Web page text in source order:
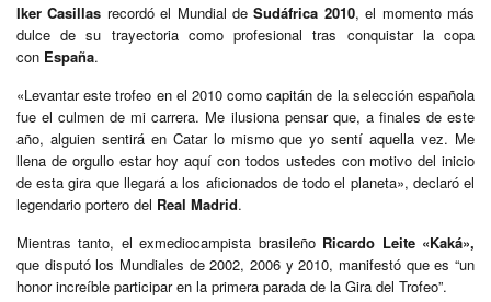
Iker Casillas recordó el Mundial deSudáfrica 2010, el momento más
dulce de su trayectoria como profesional tras conquistar la copa
con España.
«Levantar este trofeo en el 2010 como capitán de la selección española
fue el culmen de mi carrera. Me ilusiona pensar que, a finales de este
año, alguien sentirá en Catar lo mismo que yo sentí aquella vez. Me
llena de orgullo estar hoy aquí con todos ustedes con motivo del inicio
de esta gira que llegará a los aficionados de todo el planeta», declaró el
legendario portero del Real Madrid.
Mientras tanto, el exmediocampista brasileño Ricardo Leite «Kaká»,
que disputó los Mundiales de 2002, 2006 y 2010, manifestó que es “un
honor increíble participar en la primera parada de la Gira del Trofeo”.